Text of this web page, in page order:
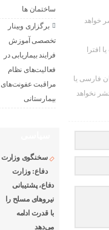
خواهد
افترا
فارسی یا
نخواهد
ساختمان ها
برگزاری وبینار
تخصصی آموزش
فرایند بیماریابی در
فعالیت‌های نظام
مراقبت عفونت‌های
بیمارستانی
سخنگوی وزارت
دفاع: وزارت
دفاع، پشتیبانی
نیرو‌های مسلح را
با قدرت ادامه
می‌دهد